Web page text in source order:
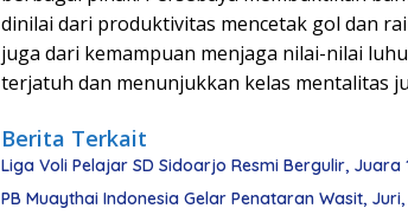
dinilai dari produktivitas mencetak gol dan
juga dari kemampuan menjaga nilai-nilai
terjatuh dan menunjukkan kelas mentalitas
Berita Terkait
Liga Voli Pelajar SD Sidoarjo Resmi Bergulir,
PB Muaythai Indonesia Gelar Penataran Wasit,